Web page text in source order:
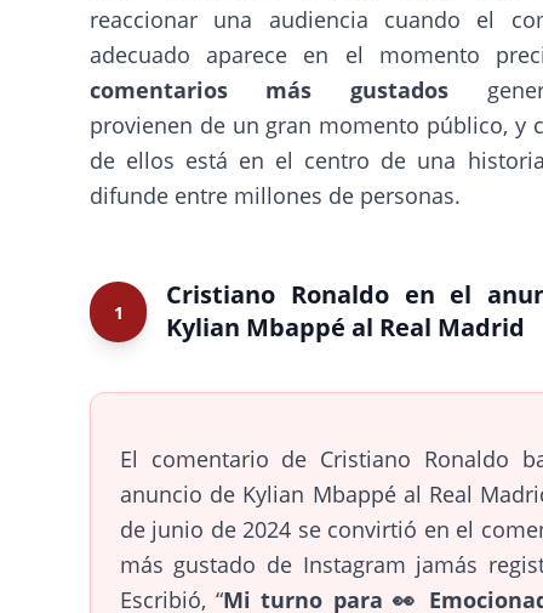
reaccionar una audiencia cuando el
adecuado aparece en el momento
comentarios más gustados
provienen de un gran momento público, y
de ellos está en el centro de una
difunde entre millones de personas.
1
Cristiano Ronaldo en el
Kylian Mbappé al Real Madrid
El comentario de Cristiano Ronaldo
anuncio de Kylian Mbappé al Real
de junio de 2024 se convirtió en el
más gustado de Instagram jamás
Escribió, “Mi turno para 👀